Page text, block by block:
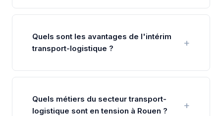
Quels sont les avantages de l'intérim
transport-logistique ?
Quels métiers du secteur transport-
logistique sont en tension à Rouen ?